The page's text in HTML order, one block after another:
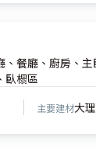
、餐廳、廚房、
臥榻區
主要建材大